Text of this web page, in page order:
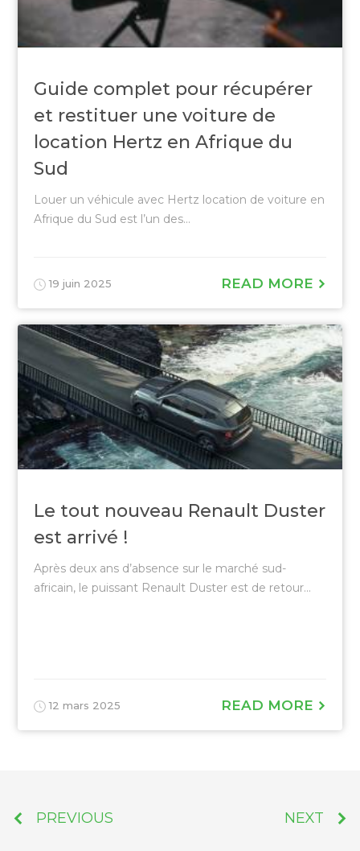
Guide complet pour récupérer
et restituer une voiture de
location Hertz en Afrique du
Sud
Louer un véhicule avec Hertz location de voiture en
Afrique du Sud est l’un des...
19 juin 2025 READ MORE
Le tout nouveau Renault Duster
est arrivé !
Après deux ans d’absence sur le marché sud-
africain, le puissant Renault Duster est de retour...
12 mars 2025 READ MORE
PREVIOUS NEXT